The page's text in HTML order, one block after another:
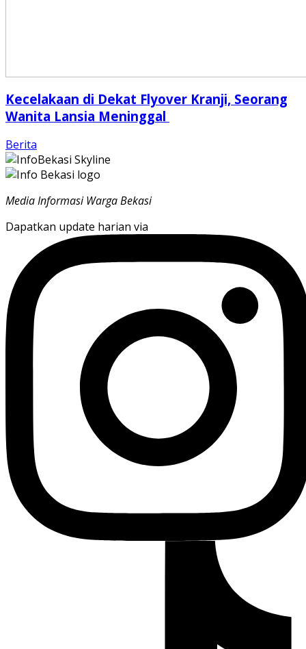
Kecelakaan di Dekat Flyover Kranji, Seorang
Wanita Lansia Meninggal
Berita
Media Informasi Warga Bekasi
Dapatkan update harian via